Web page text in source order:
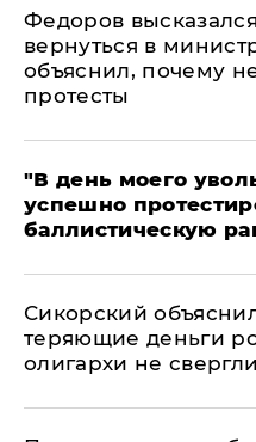
Федоров
вернуться в
объяснил, почему
протесты
​"В день моего
успешно
баллистическую
Сикорский
теряющие деньги
олигархи не